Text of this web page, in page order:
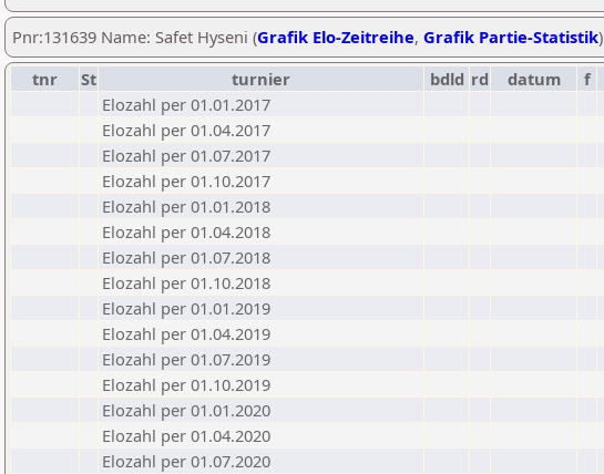
Pnr:131639 Name: Safet Hyseni (Grafik Elo-Zeitreihe, Grafik Partie-Statistik)
tnr
St turnier bdld rd datum f
Elozahl per 01.01.2017
Elozahl per 01.04.2017
Elozahl per 01.07.2017
Elozahl per 01.10.2017
Elozahl per 01.01.2018
Elozahl per 01.04.2018
Elozahl per 01.07.2018
Elozahl per 01.10.2018
Elozahl per 01.01.2019
Elozahl per 01.04.2019
Elozahl per 01.07.2019
Elozahl per 01.10.2019
Elozahl per 01.01.2020
Elozahl per 01.04.2020
Elozahl per 01.07.2020